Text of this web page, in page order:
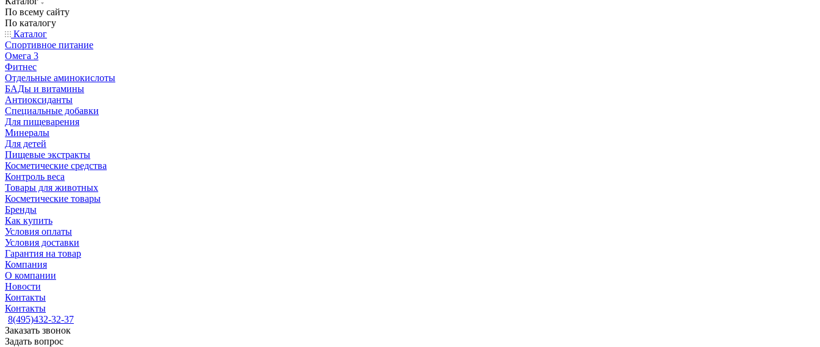
По всему сайту
По каталогу
Каталог
Спортивное питание
Омега 3
Фитнес
Отдельные аминокислоты
БАДы и витамины
Антиоксиданты
Специальные добавки
Для пищеварения
Минералы
Для детей
Пищевые экстракты
Косметические средства
Контроль веса
Товары для животных
Косметические товары
Бренды
Как купить
Условия оплаты
Условия доставки
Гарантия на товар
Компания
О компании
Новости
Контакты
Контакты
8(495)432-32-37
Заказать звонок
Задать вопрос